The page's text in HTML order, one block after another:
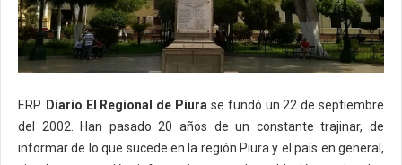
ERP. Diario El Regional de Piura se fundó un 22 de septiembre
del 2002. Han pasado 20 años de un constante trajinar, de
informar de lo que sucede en la región Piura y el país en general,